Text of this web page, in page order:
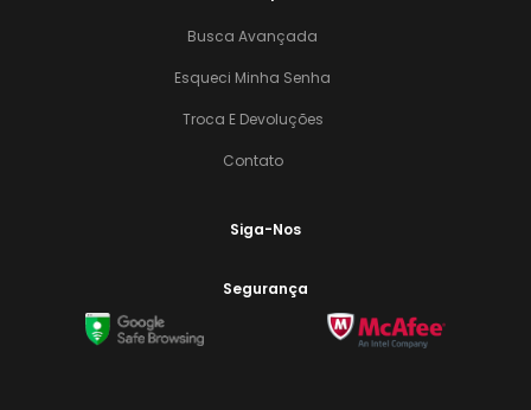
Busca Avançada
Esqueci Minha Senha
Troca E Devoluções
Contato
Siga-Nos
Segurança